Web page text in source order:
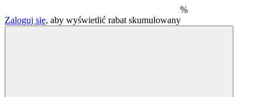
%
Zaloguj się, aby wyświetlić rabat skumulowany